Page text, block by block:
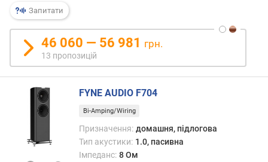
н
а
л
ь
н
а
н
Запитати
46 060 — 56 981 грн.
13 пропозицій
FYNE AUDIO F704
Bi-Amping/Wiring
Призначення: домашня, підлогова
Тип акустики: 1.0, пасивна
Імпеданс: 8 Ом